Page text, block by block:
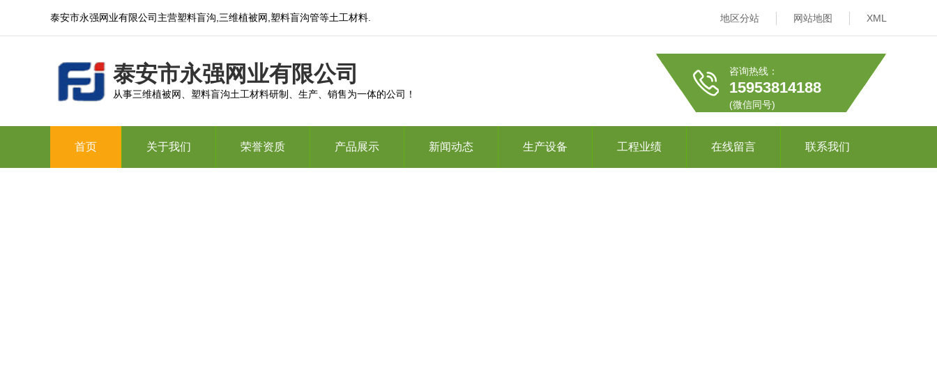
泰安市永强网业有限公司主营塑料盲沟,三维植被网,塑料盲沟管等土工材料. 地区分站 网站地图 XML
泰安市永强网业有限公司
从事三维植被网、塑料盲沟土工材料研制、生产、销售为一体的公司！
咨询热线：
15953814188
(微信同号)
首页 关于我们 荣誉资质 产品展示 新闻动态 生产设备 工程业绩 在线留言 联系我们